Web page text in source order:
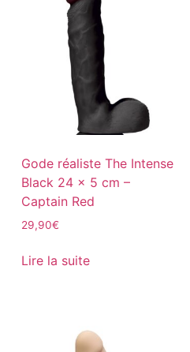
Gode réaliste The Intense
Black 24 x 5 cm –
Captain Red
29,90€
Lire la suite